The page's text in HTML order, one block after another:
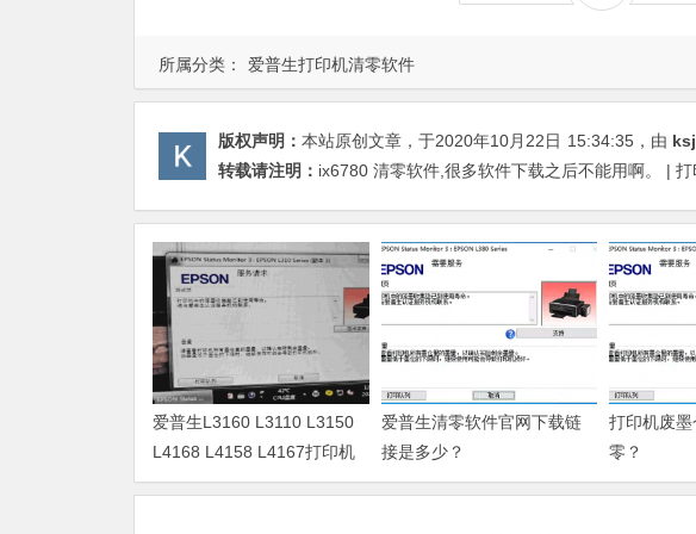
所属分类： 爱普生打印机清零软件
版权声明： 本站原创文章，于2020年10月22日 15:34:35 ，由
转载请注明： ix6780 清零软件,很多软件下载之后不能用啊。 |
爱普生L3160 L3110 L3150
L4168 L4158 L4167打印机
废墨清零软件
爱普生清零软件官网下载链
接是多少？
打印机废
零？